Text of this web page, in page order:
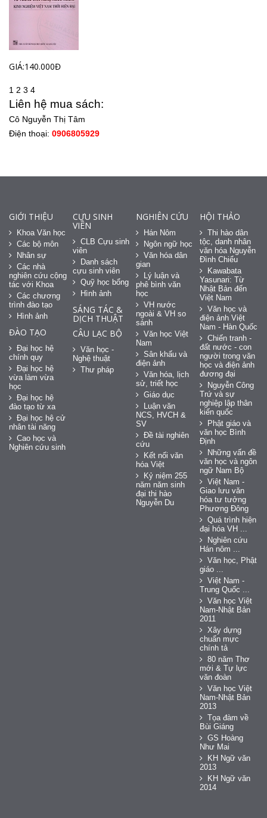
GIÁ:140.000Đ
1 2 3 4
Liên hệ mua sách:
Cô Nguyễn Thị Tâm
Điện thoại: 0906805929
GIỚI THIỆU
Khoa Văn học
Các bộ môn
Nhân sự
Các nhà
nghiên cứu cộng
tác với Khoa
Các chương
trình đào tạo
Hình ảnh
ĐÀO TẠO
Đại học hệ
chính quy
Đại học hệ
vừa làm vừa
học
Đại học hệ
đào tạo từ xa
Đại học hệ cử
nhân tài năng
Cao học và
Nghiên cứu sinh
CỰU SINH
VIÊN
CLB Cựu sinh
viên
Danh sách
cựu sinh viên
Quỹ học bổng
Hình ảnh
SÁNG TÁC &
DỊCH THUẬT
CÂU LẠC BỘ
Văn học -
Nghệ thuật
Thư pháp
NGHIÊN CỨU
Hán Nôm
Ngôn ngữ học
Văn hóa dân
gian
Lý luận và
phê bình văn
học
VH nước
ngoài & VH so
sánh
Văn học Việt
Nam
Sân khấu và
điện ảnh
Văn hóa, lịch
sử, triết học
Giáo dục
Luận văn
NCS, HVCH &
SV
Đề tài nghiên
cứu
Kết nối văn
hóa Việt
Kỷ niệm 255
năm năm sinh
đại thi hào
Nguyễn Du
HỘI THẢO
Thi hào dân
tộc, danh nhân
văn hóa Nguyễn
Đình Chiểu
Kawabata
Yasunari: Từ
Nhật Bản đến
Việt Nam
Văn học và
điện ảnh Việt
Nam - Hàn Quốc
Chiến tranh -
đất nước - con
người trong văn
học và điện ảnh
đương đại
Nguyễn Công
Trứ và sự
nghiệp lập thân
kiến quốc
Phật giáo và
văn học Bình
Định
Những vấn đề
văn học và ngôn
ngữ Nam Bộ
Việt Nam -
Giao lưu văn
hóa tư tưởng
Phương Đông
Quá trình hiện
đại hóa VH ...
Nghiên cứu
Hán nôm ...
Văn học, Phật
giáo ...
Việt Nam -
Trung Quốc ...
Văn học Việt
Nam-Nhật Bản
2011
Xây dựng
chuẩn mực
chính tả
80 năm Thơ
mới & Tự lực
văn đoàn
Văn học Việt
Nam-Nhật Bản
2013
Tọa đàm về
Bùi Giáng
GS Hoàng
Như Mai
KH Ngữ văn
2013
KH Ngữ văn
2014